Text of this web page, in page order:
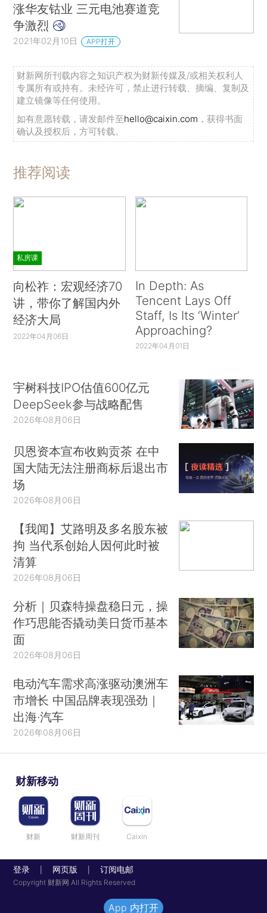
涨华友钴业 三元电池赛道竞
争激烈
2021年02月10日 APP打开
财新网所刊载内容之知识产权为财新传媒及/或相关权利人
专属所有或持有。未经许可，禁止进行转载、摘编、复制及
建立镜像等任何使用。
如有意愿转载，请发邮件至hello@caixin.com ，获得书面
确认及授权后，方可转载。
推荐阅读
私房课
向松祚：宏观经济70
讲，带你了解国内外
经济大局
2022年04月06日
In Depth: As
Tencent Lays Off
Staff, Is Its ‘Winter’
Approaching?
2022年04月01日
宇树科技IPO估值600亿元
DeepSeek参与战略配售
2026年08月06日
贝恩资本宣布收购贡茶 在中
国大陆无法注册商标后退出市
场
2026年08月06日
【我闻】艾路明及多名股东被
拘 当代系创始人因何此时被
清算
2026年08月06日
分析｜贝森特操盘稳日元，操
作巧思能否撬动美日货币基本
面
2026年08月06日
电动汽车需求高涨驱动澳洲车
市增长 中国品牌表现强劲｜
出海·汽车
2026年08月06日
财新移动
财新 财新周刊 Caixin
登录 网页版 订阅电邮
Copyright 财新网 All Rights Reserved
App 内打开